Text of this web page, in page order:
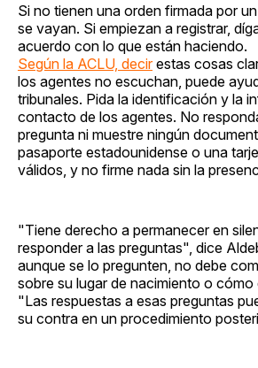
Si no tienen una orden firmada por
se vayan. Si empiezan a registrar,
acuerdo con lo que están haciendo.
Según la ACLU, decirestas cosas
los agentes no escuchan, puede
tribunales. Pida la identificación y la
contacto de los agentes. No
pregunta ni muestre ningún
pasaporte estadounidense o una
válidos, y no firme nada sin la
"Tiene derecho a permanecer en
responder a las preguntas", dice
aunque se lo pregunten, no debe
sobre su lugar de nacimiento o cómo
"Las respuestas a esas preguntas
su contra en un procedimiento